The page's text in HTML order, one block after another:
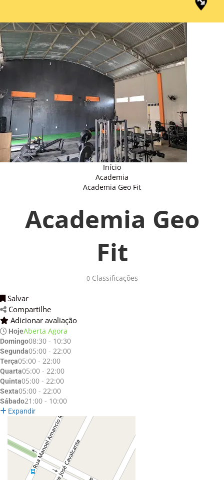
Início
Academia
Academia Geo Fit
Academia Geo
Fit
0Classificações
Salvar
Compartilhe
Adicionar avaliação
HojeAberta Agora
Domingo08:30 - 10:30
Segunda05:00 - 22:00
Terça05:00 - 22:00
Quarta05:00 - 22:00
Quinta05:00 - 22:00
Sexta05:00 - 22:00
Sábado21:00 - 10:00
Expandir